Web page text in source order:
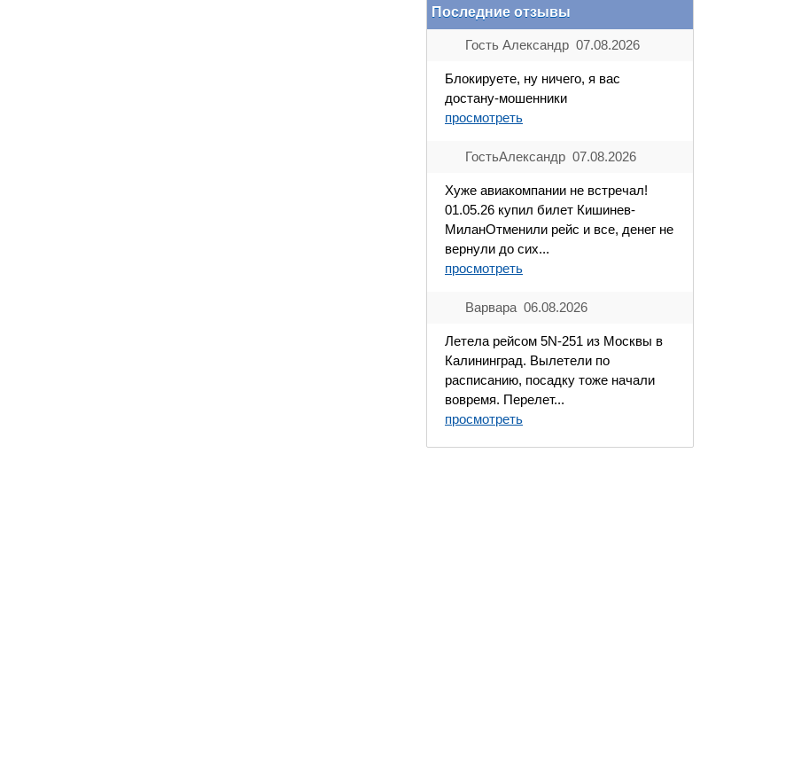
Последние отзывы
Гость Александр 07.08.2026
Блокируете, ну ничего, я вас
достану-мошенники
просмотреть
ГостьАлександр 07.08.2026
Хуже авиакомпании не встречал!
01.05.26 купил билет Кишинев-
МиланОтменили рейс и все, денег не
вернули до сих...
просмотреть
Варвара 06.08.2026
Летела рейсом 5N-251 из Москвы в
Калининград. Вылетели по
расписанию, посадку тоже начали
вовремя. Перелет...
просмотреть